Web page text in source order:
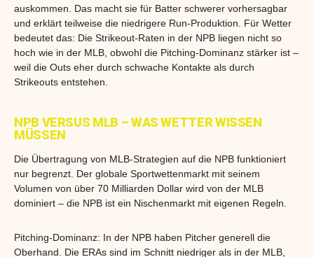
auskommen. Das macht sie für Batter schwerer vorhersagbar
und erklärt teilweise die niedrigere Run-Produktion. Für Wetter
bedeutet das: Die Strikeout-Raten in der NPB liegen nicht so
hoch wie in der MLB, obwohl die Pitching-Dominanz stärker ist –
weil die Outs eher durch schwache Kontakte als durch
Strikeouts entstehen.
NPB VERSUS MLB – WAS WETTER WISSEN
MÜSSEN
Die Übertragung von MLB-Strategien auf die NPB funktioniert
nur begrenzt. Der globale Sportwettenmarkt mit seinem
Volumen von über 70 Milliarden Dollar wird von der MLB
dominiert – die NPB ist ein Nischenmarkt mit eigenen Regeln.
Pitching-Dominanz: In der NPB haben Pitcher generell die
Oberhand. Die ERAs sind im Schnitt niedriger als in der MLB,